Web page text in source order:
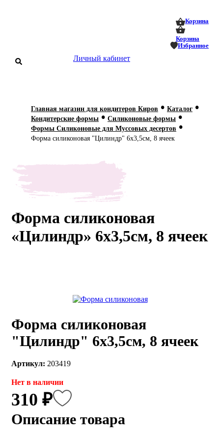
Корзина
Корзина
Избранное
Личный кабинет
О нас
Мастер-
классы
256-54-
Главная магазин для кондитеров Киров • Каталог •
Кондитерские формы • Силиконовые формы •
Формы Силиконовые для Муссовых десертов •
Форма силиконовая "Цилиндр" 6х3,5см, 8 ячеек
Форма силиконовая
«Цилиндр» 6х3,5см, 8 ячеек
Форма силиконовая
"Цилиндр" 6х3,5см, 8 ячеек
Артикул: 203419
Нет в наличии
310 ₽
Описание товара